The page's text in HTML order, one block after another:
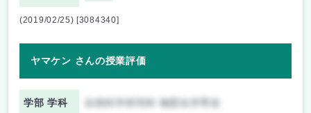
(2019/02/25) [3084340]
ヤマケン さんの授業評価
学部 学科 自然科学研究科 物質化学専攻